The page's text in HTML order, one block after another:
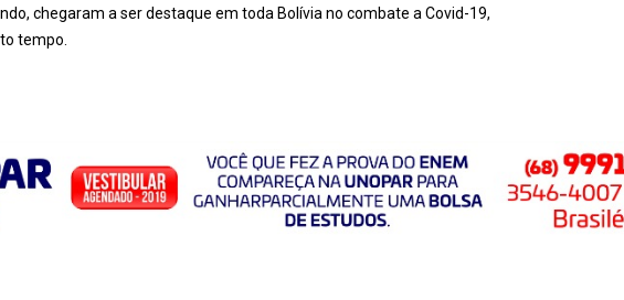
chegaram a ser destaque em toda Bolívia no combate a Covid-19,
tempo.